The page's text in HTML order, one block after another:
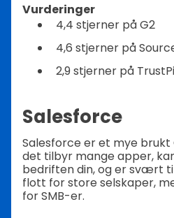
Vurderinger
4,4 stjerner på G2
4,6 stjerner på
2,9 stjerner på
Salesforce
Salesforce er et mye
det tilbyr mange apper,
bedriften din, og er svært
flott for store selskaper,
for SMB-er.